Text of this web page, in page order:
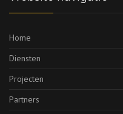
Home
Diensten
Projecten
Partners